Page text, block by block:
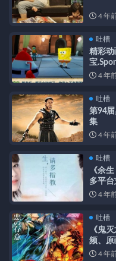
4 年
吐槽
精彩动
宝
载，英
4 年
吐槽
第94
集
4 年
吐槽
《余
多平台
4 年
吐槽
《鬼
频、原
4 年